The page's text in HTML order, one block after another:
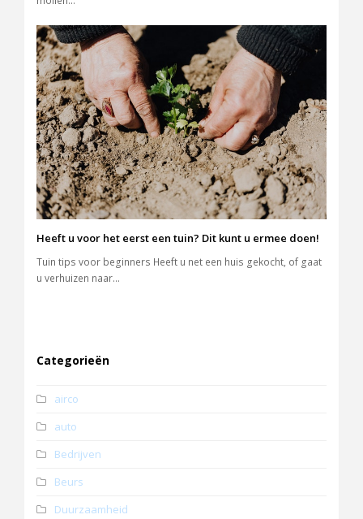
Heeft u voor het eerst een tuin? Dit kunt u ermee doen!
Tuin tips voor beginners Heeft u net een huis gekocht, of gaat
u verhuizen naar…
Categorieën
airco
auto
Bedrijven
Beurs
Duurzaamheid